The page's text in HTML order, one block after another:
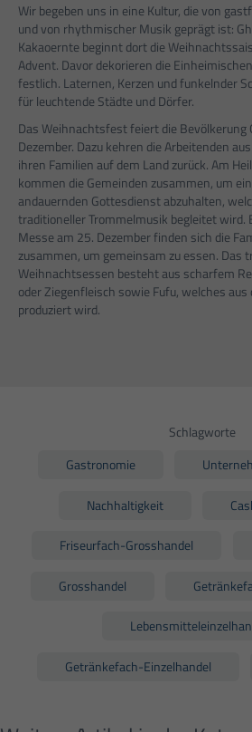
Wir begeben uns in eine Kultur, die von
und von rhythmischer Musik geprägt ist:
Kakaoernte beginnt dort die
Advent. Davor dekorieren die
festlich. Laternen, Kerzen und funkelnder
für leuchtende Städte und Dörfer.
Das Weihnachtsfest feiert die Bevölkerung
Dezember. Dazu kehren die Arbeitenden
ihren Familien auf dem Land zurück. Am
kommen die Gemeinden zusammen, um
andauernden Gottesdienst abzuhalten,
traditioneller Trommelmusik begleitet wird.
Messe am 25. Dezember finden sich die
zusammen, um gemeinsam zu essen. Das
Weihnachtsessen besteht aus scharfem
oder Ziegenfleisch sowie Fufu, welches aus
produziert wird.
Schlagworte
Gastronomie
Nachhaltigkeit
Friseurfach-Grosshandel
Grosshandel
Getränkefach-Einzelhandel